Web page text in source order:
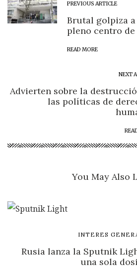
PREVIOUS ARTICLE
Brutal golpiza a
pleno centro de
READ MORE
NEXT
Advierten sobre la
las políticas de
You May Also
INTERES
Rusia lanza la Sputnik
una sola